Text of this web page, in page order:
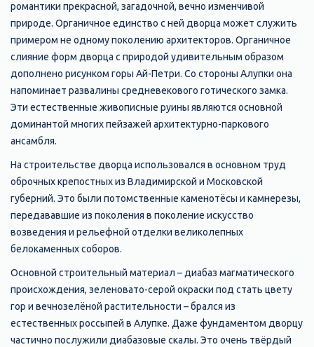
романтики прекрасной, загадочной, вечно изменчивой
природе. Органичное единство с ней дворца может служить
примером не одному поколению архитекторов. Органичное
слияние форм дворца с природой удивительным образом
дополнено рисунком горы Ай-Петри. Со стороны Алупки она
напоминает развалины средневекового готического замка.
Эти естественные живописные руины являются основной
доминантой многих пейзажей архитектурно-паркового
ансамбля.
На строительстве дворца использовался в основном труд
оброчных крепостных из Владимирской и Московской
губерний. Это были потомственные каменотёсы и камнерезы,
передававшие из поколения в поколение искусство
возведения и рельефной отделки великолепных
белокаменных соборов.
Основной строительный материал – диабаз магматического
происхождения, зеленовато-серой окраски под стать цвету
гор и вечнозелёной растительности – брался из
естественных россыпей в Алупке. Даже фундаментом дворцу
частично послужили диабазовые скалы. Это очень твёрдый